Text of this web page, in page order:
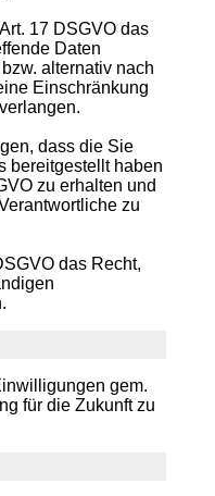
17 DSGVO das
Daten
alternativ nach
Einschränkung
dass die Sie
bereitgestellt haben
zu erhalten und
zu
das Recht,
gem.
für die Zukunft zu